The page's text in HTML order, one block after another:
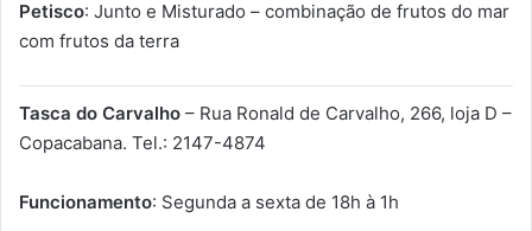
Petisco: Junto e Misturado – combinação de frutos do mar
com frutos da terra
Tasca do Carvalho – Rua Ronald de Carvalho, 266, loja D –
Copacabana. Tel.: 2147-4874
Funcionamento: Segunda a sexta de 18h à 1h